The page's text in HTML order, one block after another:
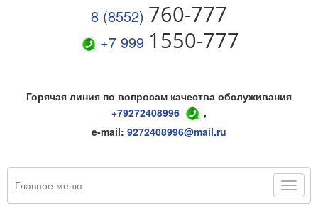
8 (8552) 760-777
+7 999 1550-777
Горячая линия по вопросам качества обслуживания
+79272408996
,
e-mail: 9272408996@mail.ru
Главное меню